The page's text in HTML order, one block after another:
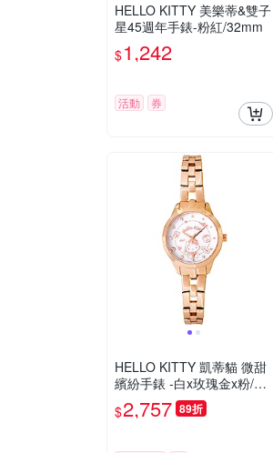
HELLO KITTY 美樂蒂&雙子
星45週年手錶-粉紅/32mm
$1,242
活動 券
HELLO KITTY 凱蒂貓 微甜
繽紛手錶 -白x玫瑰金x粉/27
mm
$2,757 89折